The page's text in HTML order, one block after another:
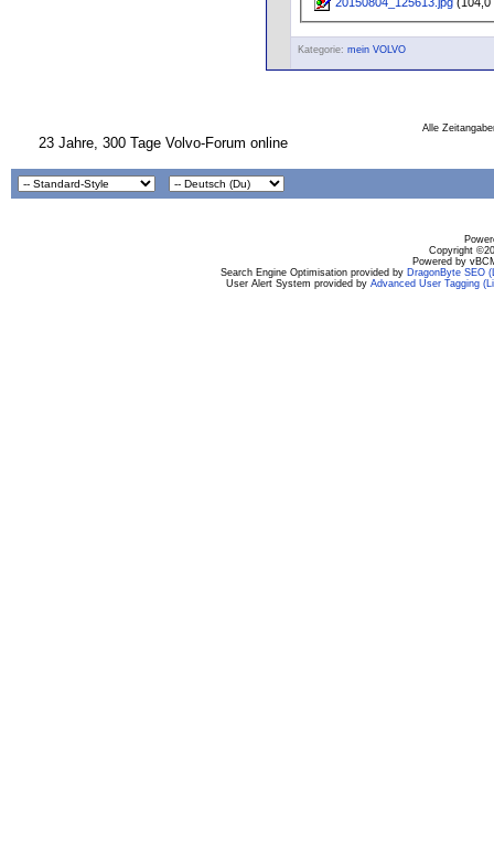
Kategorie: mein VOLVO
Alle
23 Jahre, 300 Tage Volvo-Forum online
Copyright
Powered by
Search Engine Optimisation provided by DragonByte SEO
User Alert System provided by Advanced User Tagging